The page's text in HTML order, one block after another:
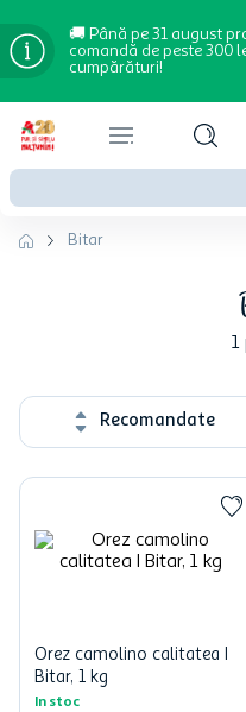
🚚 Până pe 31 august
comandă de peste 300
cumpărături!
Bitar
1
Recomandate
Orez camolino calitatea I
Bitar, 1 kg
In stoc